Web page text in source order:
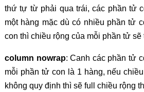
thứ tự từ phải qua trái, các phần tử
một hàng mặc dù có nhiều phần tử
con thì chiều rộng của mỗi phần tử sẽ
column nowrap: Canh các phần tử
mỗi phần tử con là 1 hàng, nếu
không quy định thì sẽ full chiều rộng